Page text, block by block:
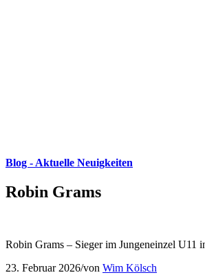
Blog - Aktuelle Neuigkeiten
Robin Grams
Robin Grams – Sieger im Jungeneinzel U11
23. Februar 2026/von Wim Kölsch